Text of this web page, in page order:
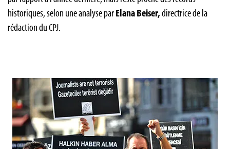
historiques, selon une analyse parElana Beiser,directrice de la
rédaction du CPJ.